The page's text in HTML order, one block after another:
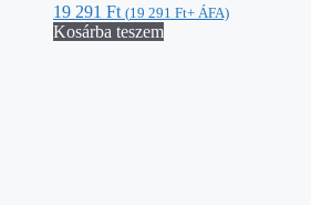
19 291 Ft (19 291 Ft+ ÁFA)
Kosárba teszem